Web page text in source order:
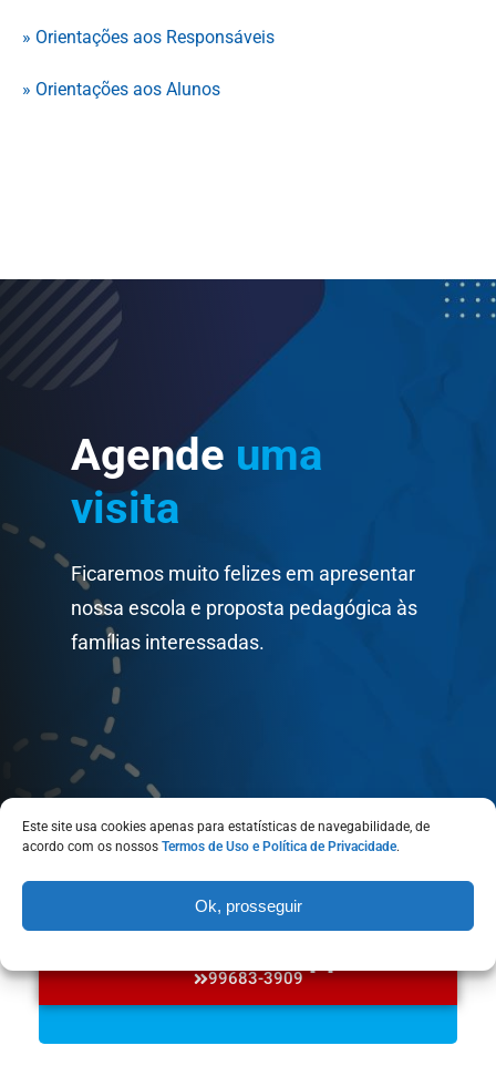
Este site usa cookies apenas para estatísticas de navegabilidade, de
acordo com os nossos Termos de Uso e Política de Privacidade.
Ok, prosseguir
» Orientações aos Responsáveis
» Orientações aos Alunos
Agende uma
visita
Ficaremos muito felizes em apresentar
nossa escola e proposta pedagógica às
famílias interessadas.
99683-3909